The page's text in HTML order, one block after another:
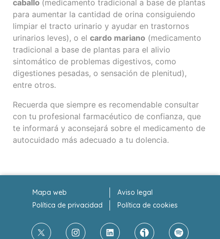
caballo (medicamento tradicional a base de plantas
para aumentar la cantidad de orina consiguiendo
limpiar el tracto urinario y ayudar en trastornos
urinarios leves), o elcardo mariano (medicamento
tradicional a base de plantas para el alivio
sintomático de problemas digestivos, como
digestiones pesadas, o sensación de plenitud),
entre otros.
Recuerda que siempre es recomendable consultar
con tu profesional farmacéutico de confianza, que
te informará y aconsejará sobre el medicamento de
autocuidado más adecuado a tu dolencia.
Mapa web
Aviso legal
Política de privacidad
Política de cookies